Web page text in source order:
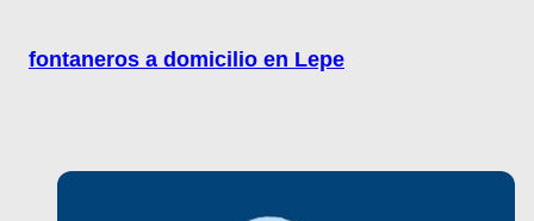
fontaneros a domicilio en Lepe